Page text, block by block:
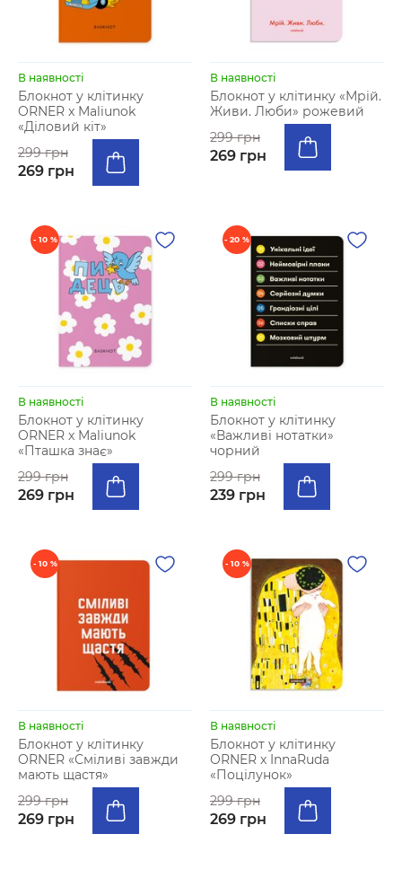
В наявності
Блокнот у клітинку
ORNER x Maliunok
«Діловий кіт»
299 грн
269 грн
В наявності
Блокнот у клiтинку «Мрій.
Живи. Люби» рожевий
299 грн
269 грн
- 10 %
В наявності
Блокнот у клітинку
ORNER x Maliunok
«Пташка знає»
299 грн
269 грн
- 20 %
В наявності
Блокнот у клітинку
«Важливі нотатки»
чорний
299 грн
239 грн
- 10 %
В наявності
Блокнот у клітинку
ORNER «Сміливі завжди
мають щастя»
299 грн
269 грн
- 10 %
В наявності
Блокнот у клiтинку
ORNER x InnaRuda
«Поцілунок»
299 грн
269 грн